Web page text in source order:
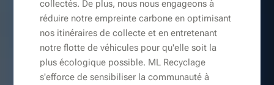
collectés. De plus, nous nous engageons à
réduire notre empreinte carbone en optimisant
nos itinéraires de collecte et en entretenant
notre flotte de véhicules pour qu'elle soit la
plus écologique possible. ML Recyclage
s'efforce de sensibiliser la communauté à